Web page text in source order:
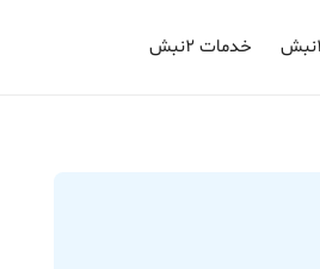
خدمات ۲نبش